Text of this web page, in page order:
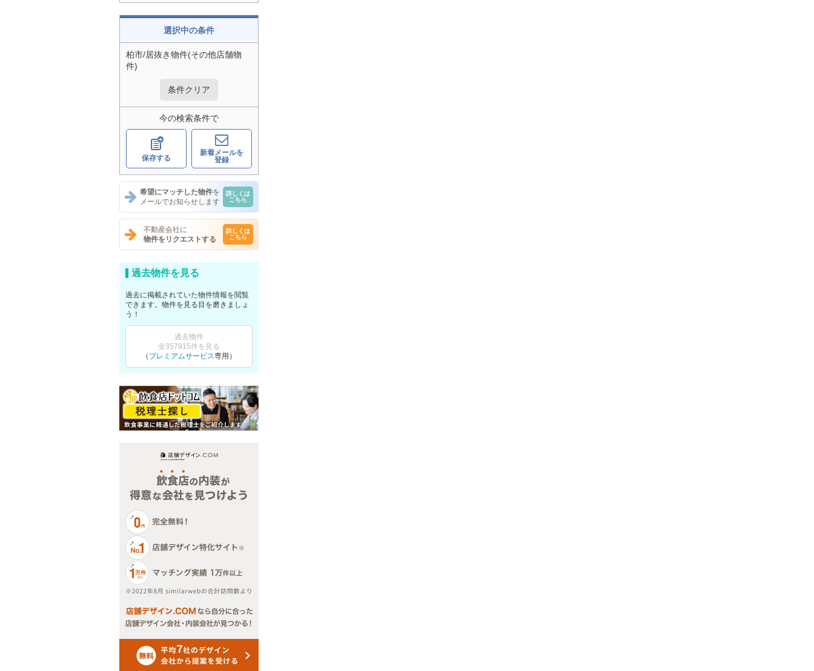
選択中の条件
柏市/居抜き物件(その他店舗物
件)
条件クリア
今の検索条件で
保存する
新着メールを
登録
希望にマッチした物件を
メールでお知らせします
詳しくは
こちら
不動産会社に
物件をリクエストする
詳しくは
こちら
過去物件を見る
過去に掲載されていた物件情報を閲覧
できます。物件を見る目を磨きましょ
う！
過去物件
全357915件を見る
（ プレミアムサービス専用）